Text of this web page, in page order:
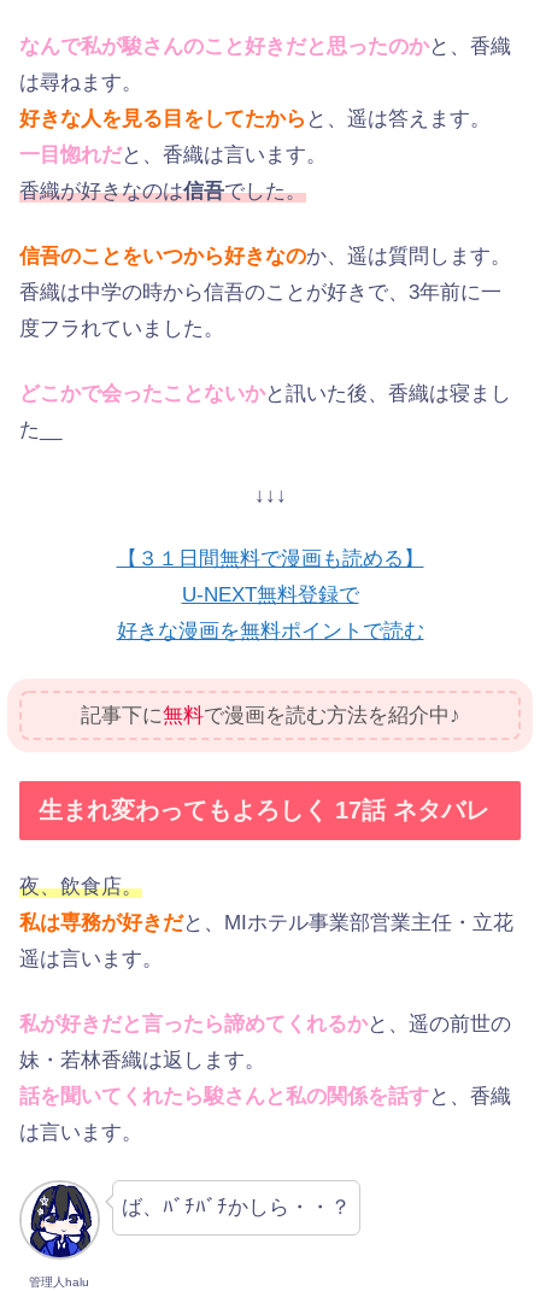
なんで私が駿さんのこと好きだと思ったのかと、香織
は尋ねます。
好きな人を見る目をしてたから と、遥は答えます。
一目惚れだと、香織は言います。
香織が好きなのは信吾でした。
信吾のことをいつから好きなのか、遥は質問します。
香織は中学の時から信吾のことが好きで、3年前に一
度フラれていました。
どこかで会ったことないかと訊いた後、香織は寝まし
た__
↓↓↓
【３１日間無料で漫画も読める】
U-NEXT無料登録で
好きな漫画を無料ポイントで読む
記事下に無料で漫画を読む方法を紹介中♪
生まれ変わってもよろしく 17話 ネタバレ
夜、飲食店。
私は専務が好きだと、MIホテル事業部営業主任・立花
遥は言います。
私が好きだと言ったら諦めてくれるかと、遥の前世の
妹・若林香織は返します。
話を聞いてくれたら駿さんと私の関係を話すと、香織
は言います。
管理人halu
ば、ﾊﾞﾁﾊﾞﾁかしら・・？